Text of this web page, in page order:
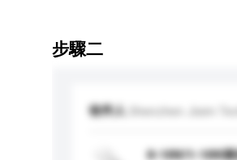
步驟二
收件人 Shenzhen Jisim
0-10V/1-10V调